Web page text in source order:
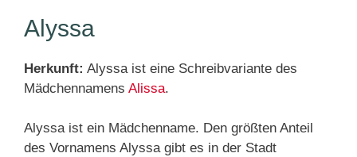
Alyssa
Herkunft: Alyssa ist eine Schreibvariante des
Mädchennamens Alissa.
Alyssa ist ein Mädchenname. Den größten Anteil
des Vornamens Alyssa gibt es in der Stadt